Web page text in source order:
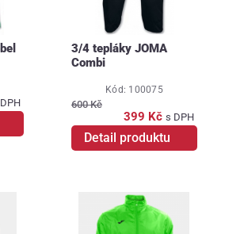
3/4 tepláky JOMA
Combi
Kód: 100075
600 Kč
399 Kč s DPH
Detail produktu